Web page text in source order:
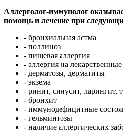
Аллерголог-иммунолог
помощь и лечение при
- бронхиальная астма
- поллиноз
- пищевая аллергия
- аллергия на
- дерматозы, дерматиты
- экзема
- ринит, синусит, ларингит,
- бронхит
- иммунодефицитные
- гельминтозы
- наличие аллергических